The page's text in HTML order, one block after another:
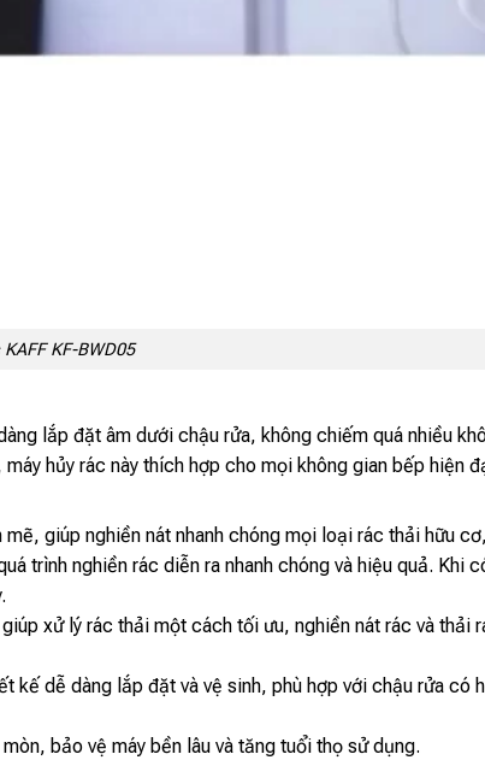
KF-BWD05
lắp đặt âm dưới chậu rửa, không chiếm quá nhiều
hủy rác này thích hợp cho mọi không gian bếp hiện
giúp nghiền nát nhanh chóng mọi loại rác thải hữu
trình nghiền rác diễn ra nhanh chóng và hiệu quả. Khi
xử lý rác thải một cách tối ưu, nghiền nát rác và thải
kế dễ dàng lắp đặt và vệ sinh, phù hợp với chậu rửa có
bảo vệ máy bền lâu và tăng tuổi thọ sử dụng.